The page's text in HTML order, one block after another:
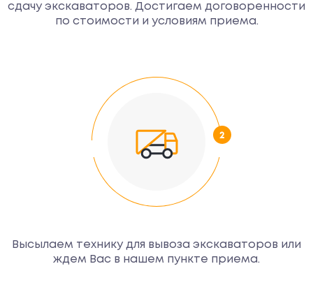
сдачу экскаваторов. Достигаем договоренности
по стоимости и условиям приема.
Высылаем технику для вывоза экскаваторов или
ждем Вас в нашем пункте приема.